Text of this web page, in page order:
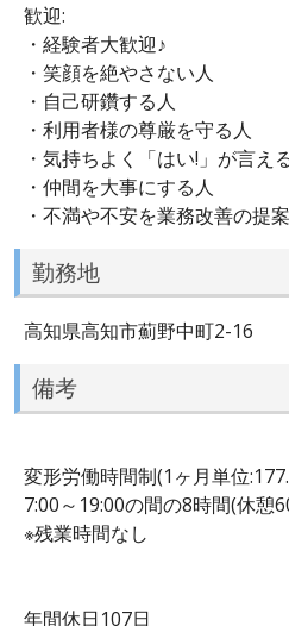
歓迎:
・経験者大歓迎♪
・笑顔を絶やさない人
・自己研鑽する人
・利用者様の尊厳を守る人
・気持ちよく「はい!」が言え
・仲間を大事にする人
・不満や不安を業務改善の提
勤務地
高知県高知市薊野中町2-16
備考
変形労働時間制(1ヶ月単位
7:00～19:00の間の8時間(休憩
※残業時間なし
年間休日107日